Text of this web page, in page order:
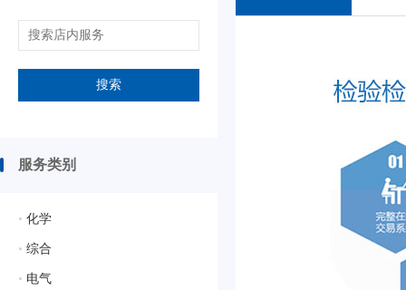
搜索
服务类别
• 化学
• 综合
• 电气